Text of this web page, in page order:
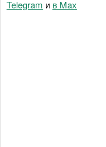
Telegram и в Maх